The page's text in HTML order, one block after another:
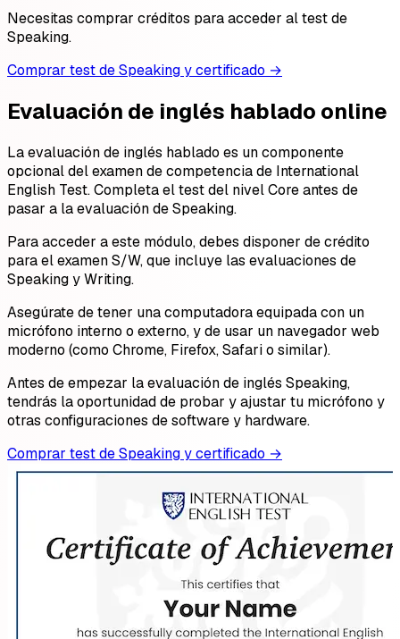
Necesitas comprar créditos para acceder al test de
Speaking.
Comprar test de Speaking y certificado →
Evaluación de inglés hablado online
La evaluación de inglés hablado es un componente
opcional del examen de competencia de International
English Test. Completa el test del nivel Core antes de
pasar a la evaluación de Speaking.
Para acceder a este módulo, debes disponer de crédito
para el examen S/W, que incluye las evaluaciones de
Speaking y Writing.
Asegúrate de tener una computadora equipada con un
micrófono interno o externo, y de usar un navegador web
moderno (como Chrome, Firefox, Safari o similar).
Antes de empezar la evaluación de inglés Speaking,
tendrás la oportunidad de probar y ajustar tu micrófono y
otras configuraciones de software y hardware.
Comprar test de Speaking y certificado →